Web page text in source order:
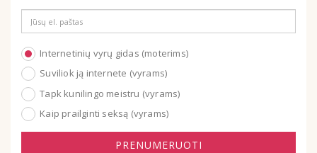
Internetinių vyrų gidas (moterims)
Suviliok ją internete (vyrams)
Tapk kunilingo meistru (vyrams)
Kaip prailginti seksą (vyrams)
PRENUMERUOTI